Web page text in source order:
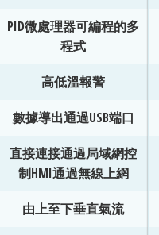
PID微處理器可編程的多
程式
高低溫報警
數據導出通過USB端口
直接連接通過局域網控
制HMI通過無線上網
由上至下垂直氣流